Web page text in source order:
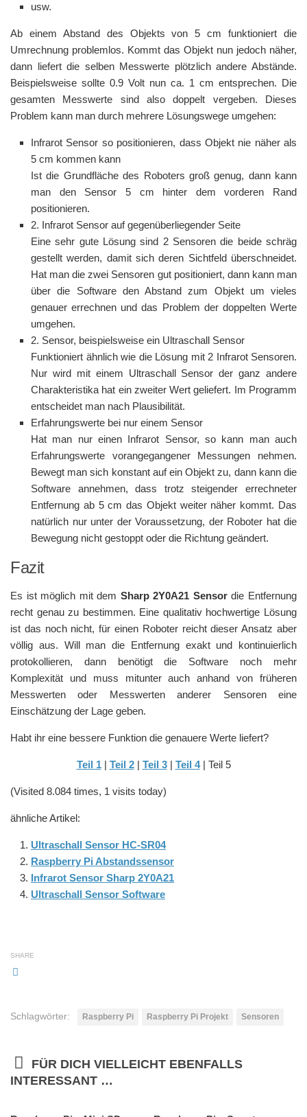
usw.
Ab einem Abstand des Objekts von 5 cm funktioniert die
Umrechnung problemlos. Kommt das Objekt nun jedoch näher,
dann liefert die selben Messwerte plötzlich andere Abstände.
Beispielsweise sollte 0.9 Volt nun ca. 1 cm entsprechen. Die
gesamten Messwerte sind also doppelt vergeben. Dieses
Problem kann man durch mehrere Lösungswege umgehen:
Infrarot Sensor so positionieren, dass Objekt nie näher als
5 cm kommen kann
Ist die Grundfläche des Roboters groß genug, dann kann
man den Sensor 5 cm hinter dem vorderen Rand
positionieren.
2. Infrarot Sensor auf gegenüberliegender Seite
Eine sehr gute Lösung sind 2 Sensoren die beide schräg
gestellt werden, damit sich deren Sichtfeld überschneidet.
Hat man die zwei Sensoren gut positioniert, dann kann man
über die Software den Abstand zum Objekt um vieles
genauer errechnen und das Problem der doppelten Werte
umgehen.
2. Sensor, beispielsweise ein Ultraschall Sensor
Funktioniert ähnlich wie die Lösung mit 2 Infrarot Sensoren.
Nur wird mit einem Ultraschall Sensor der ganz andere
Charakteristika hat ein zweiter Wert geliefert. Im Programm
entscheidet man nach Plausibilität.
Erfahrungswerte bei nur einem Sensor
Hat man nur einen Infrarot Sensor, so kann man auch
Erfahrungswerte vorangegangener Messungen nehmen.
Bewegt man sich konstant auf ein Objekt zu, dann kann die
Software annehmen, dass trotz steigender errechneter
Entfernung ab 5 cm das Objekt weiter näher kommt. Das
natürlich nur unter der Voraussetzung, der Roboter hat die
Bewegung nicht gestoppt oder die Richtung geändert.
Fazit
Es ist möglich mit dem Sharp 2Y0A21 Sensordie Entfernung
recht genau zu bestimmen. Eine qualitativ hochwertige Lösung
ist das noch nicht, für einen Roboter reicht dieser Ansatz aber
völlig aus. Will man die Entfernung exakt und kontinuierlich
protokollieren, dann benötigt die Software noch mehr
Komplexität und muss mitunter auch anhand von früheren
Messwerten oder Messwerten anderer Sensoren eine
Einschätzung der Lage geben.
Habt ihr eine bessere Funktion die genauere Werte liefert?
Teil 1| Teil 2| Teil 3| Teil 4| Teil 5
(Visited 8.084 times, 1 visits today)
ähnliche Artikel:
Ultraschall Sensor HC-SR04
Raspberry Pi Abstandssensor
Infrarot Sensor Sharp 2Y0A21
Ultraschall Sensor Software
SHARE
Schlagwörter: Raspberry Pi Raspberry Pi Projekt Sensoren
FÜR DICH VIELLEICHT EBENFALLS
INTERESSANT …